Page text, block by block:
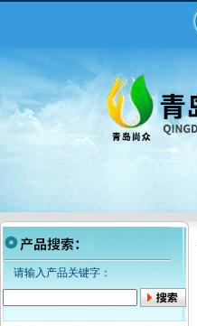
请输入产品关键字：